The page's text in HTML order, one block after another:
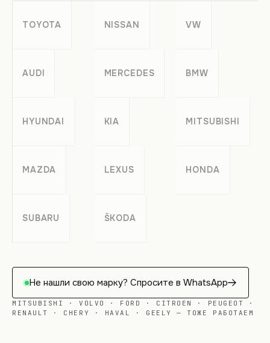
TOYOTA NISSAN VW
AUDI MERCEDES BMW
HYUNDAI KIA MITSUBISHI
MAZDA LEXUS HONDA
SUBARU ŠKODA
Не нашли свою марку? Спросите в WhatsApp
MITSUBISHI · VOLVO · FORD · CITROEN · PEUGEOT ·
RENAULT · CHERY · HAVAL · GEELY — ТОЖЕ РАБОТАЕМ